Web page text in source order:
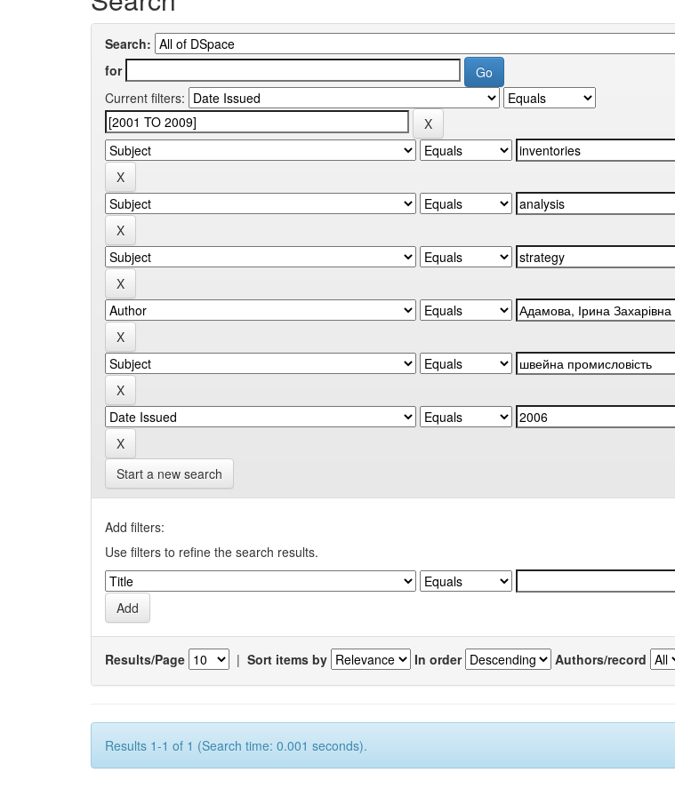
Search:
for
Current filters:
Start a new search
Add filters:
Use filters to refine the search results.
Results/Page | Sort items by In order Authors/record
Results 1-1 of 1 (Search time: 0.001 seconds).